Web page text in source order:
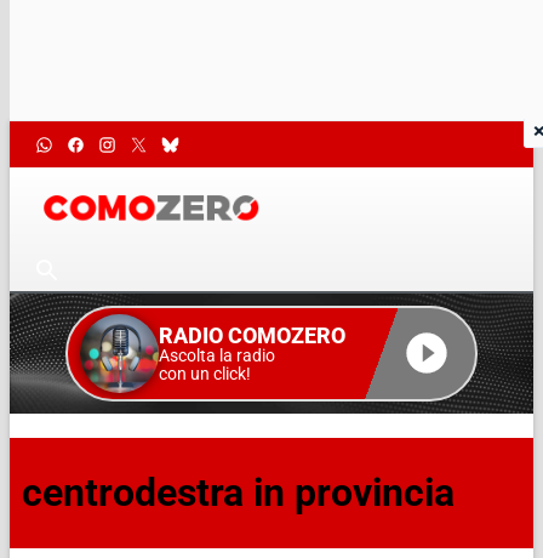
RADIO COMOZERO
Ascolta la radio
con un click!
centrodestra in provincia